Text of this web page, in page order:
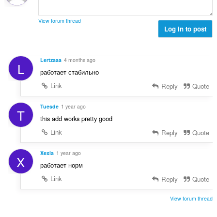
n
ín
n
í
e
d
o
e
n
:
View forum thread
Log in to post
L Lertzaaa 4 months ago
работает стабильно
Link
Reply Quote
T Tuesde 1 year ago
this add works pretty good
Link
Reply Quote
X Xexia 1 year ago
работает норм
Link
Reply Quote
View forum thread